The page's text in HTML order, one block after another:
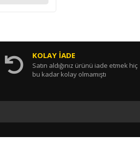
KOLAY İADE
Satın aldığınız ürünü iade etmek hiç
bu kadar kolay olmamıştı